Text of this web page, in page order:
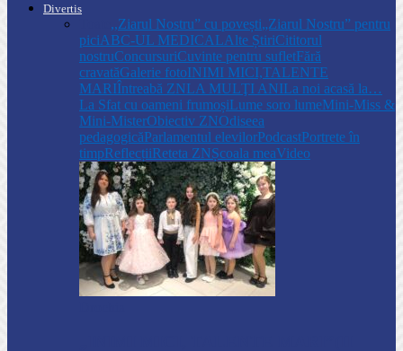
Divertis
,,Ziarul Nostru” cu povești„Ziarul Nostru” pentru
piciABC-UL MEDICALAlte ȘtiriCititorul
nostruConcursuriCuvinte pentru sufletFără
cravatăGalerie fotoINIMI MICI,TALENTE
MARIÎntreabă ZNLA MULŢI ANILa noi acasă la…
La Sfat cu oameni frumoșiLume soro lumeMini-Miss &
Mini-MisterObiectiv ZNOdiseea
pedagogicăParlamentul elevilorPodcastPortrete în
timpReflecțiiReteta ZNȘcoala meaVideo